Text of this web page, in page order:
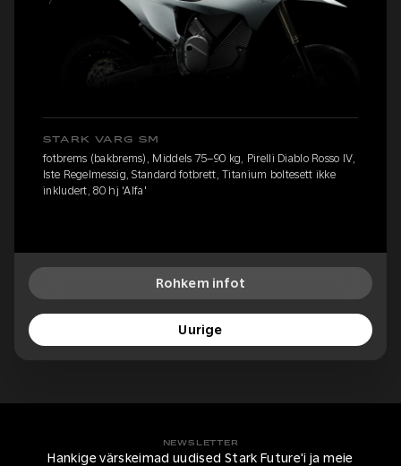
STARK VARG SM
fotbrems (bakbrems), Middels 75–90 kg, Pirelli Diablo Rosso IV,
Iste Regelmessig, Standard fotbrett, Titanium boltesett ikke
inkludert, 80 hj 'Alfa'
Rohkem infot
Uurige
NEWSLETTER
Hankige värskeimad uudised Stark Future'i ja meie